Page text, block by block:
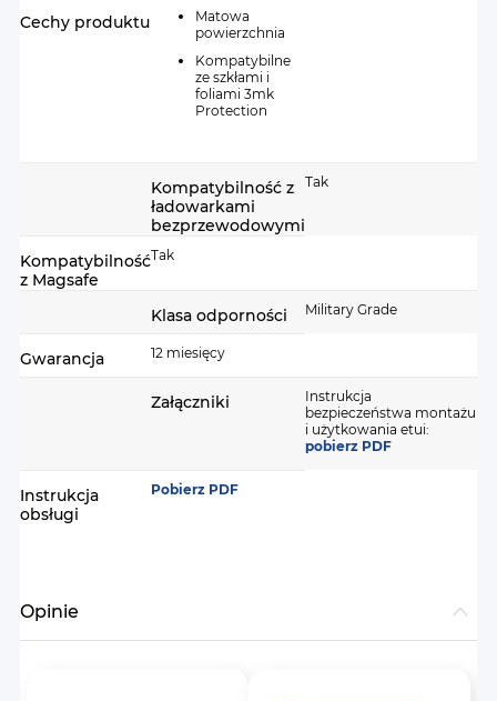
Cechy produktu
Matowa
powierzchnia
Kompatybilne
ze szkłami i
foliami 3mk
Protection
Kompatybilność z
ładowarkami
bezprzewodowymi
Tak
Kompatybilność
z Magsafe
Tak
Klasa odporności Military Grade
Gwarancja 12 miesięcy
Załączniki
Instrukcja
bezpieczeństwa montażu
i użytkowania etui:
pobierz PDF
Instrukcja
obsługi
Pobierz PDF
Opinie